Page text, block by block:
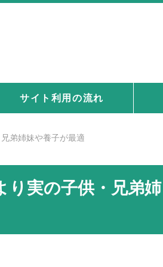
サイト利用の流れ
弟姉妹や養子が最適
り実の子供・兄弟姉